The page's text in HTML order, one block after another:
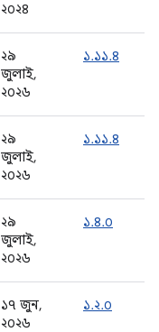
২০২৪
২৯
জুলাই,
২০২৬
১.১১.৪
২৯
জুলাই,
২০২৬
১.১১.৪
২৯
জুলাই,
২০২৬
১.৪.০
১৭ জুন,
২০২৬
১.২.০